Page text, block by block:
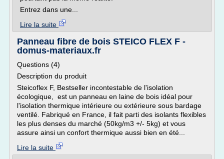
Entrez dans une...
Lire la suite
Panneau fibre de bois STEICO FLEX F -
domus-materiaux.fr
Questions (4)
Description du produit
Steicoflex F, Bestseller incontestable de l'isolation
écologique, est un panneau en laine de bois idéal pour
l'isolation thermique intérieure ou extérieure sous bardage
ventilé. Fabriqué en France, il fait parti des isolants flexibles
les plus denses du marché (50kg/m3 +/- 5kg) et vous
assure ainsi un confort thermique aussi bien en été...
Lire la suite